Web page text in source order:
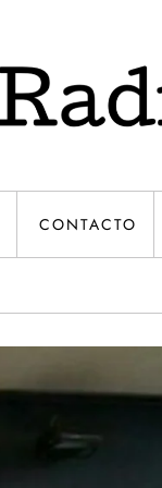
CONTACTO